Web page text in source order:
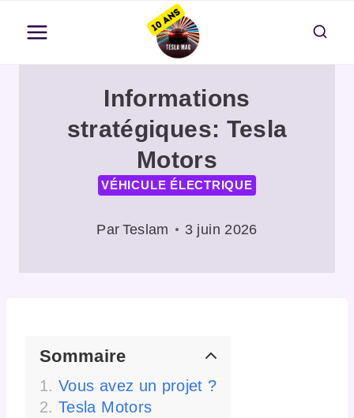
contenu
Informations
stratégiques: Tesla
Motors
VÉHICULE ÉLECTRIQUE
Par Teslam 3 juin 2026
Sommaire
Vous avez un projet ?
Tesla Motors